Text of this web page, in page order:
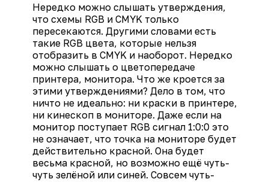
Нередко можно слышать утверждения,
что схемы RGB и CMYK только
пересекаются. Другими словами есть
такие RGB цвета, которые нельзя
отобразить в CMYK и наоборот. Нередко
можно слышать о цветопередаче
принтера, монитора. Что же кроется за
этими утверждениями? Дело в том, что
ничто не идеально: ни краски в принтере,
ни кинескоп в мониторе. Даже если на
монитор поступает RGB сигнал 1:0:0 это
не означает, что точка на мониторе будет
действительно красной. Она будет
весьма красной, но возможно ещё чуть-
чуть зелёной или синей. Совсем чуть-